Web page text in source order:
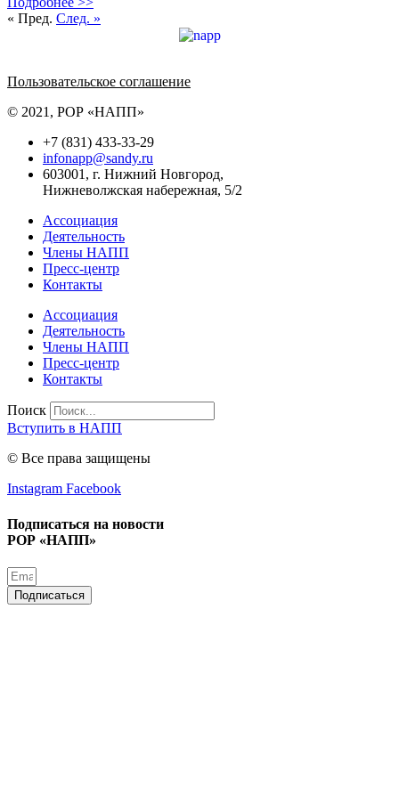
« Пред. След. »
Пользовательское соглашение
© 2021, РОР «НАПП»
+7 (831) 433-33-29
infonapp@sandy.ru
603001, г. Нижний Новгород,
Нижневолжская набережная, 5/2
Ассоциация
Деятельность
Члены НАПП
Пресс-центр
Контакты
Ассоциация
Деятельность
Члены НАПП
Пресс-центр
Контакты
Поиск
Вступить в НАПП
© Все права защищены
Instagram Facebook
Подписаться на новости
РОР «НАПП»
Подписаться